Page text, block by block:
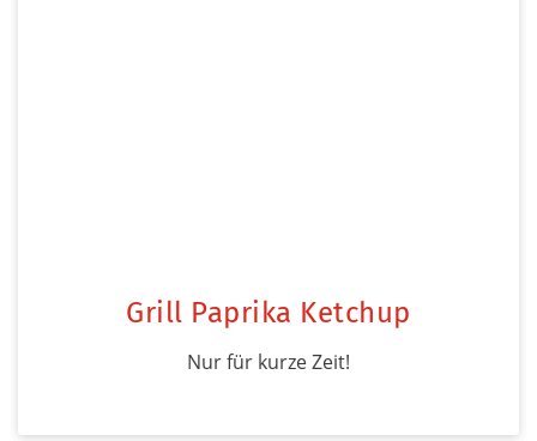
Grill Paprika Ketchup
Nur für kurze Zeit!